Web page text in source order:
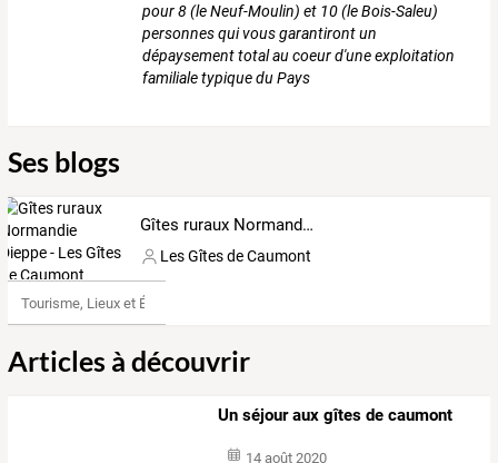
pour 8 (le Neuf-Moulin) et 10 (le Bois-Saleu)
personnes qui vous garantiront un
dépaysement total au coeur d'une exploitation
familiale typique du Pays
Ses blogs
Gîtes ruraux Normandie Dieppe - Les Gîtes de Caumont
Les Gîtes de Caumont
Tourisme, Lieux et Événements
Articles à découvrir
Un séjour aux gîtes de caumont
14 août 2020